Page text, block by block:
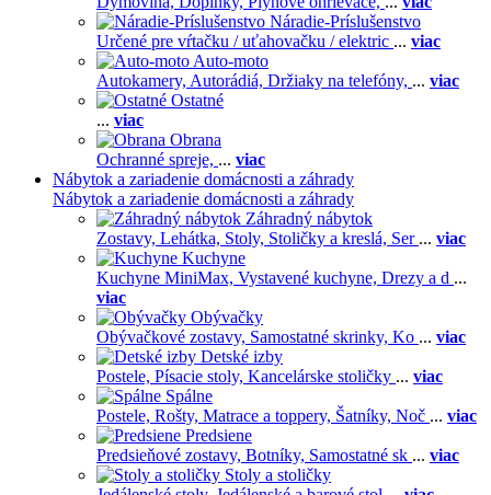
Náradie-Príslušenstvo
Určené pre vŕtačku / uťahovačku / elektric ... viac
Auto-moto
Autokamery, Autorádiá, Držiaky na telefóny, ... viac
Ostatné
... viac
Obrana
Ochranné spreje, ... viac
Nábytok a zariadenie domácnosti a záhrady
Nábytok a zariadenie domácnosti a záhrady
Záhradný nábytok
Zostavy, Lehátka, Stoly, Stoličky a kreslá, Ser ... viac
Kuchyne
Kuchyne MiniMax, Vystavené kuchyne, Drezy a d ...
viac
Obývačky
Obývačkové zostavy, Samostatné skrinky, Ko ... viac
Detské izby
Postele, Písacie stoly, Kancelárske stoličky ... viac
Spálne
Postele, Rošty, Matrace a toppery, Šatníky, Noč ... viac
Predsiene
Predsieňové zostavy, Botníky, Samostatné sk ... viac
Stoly a stoličky